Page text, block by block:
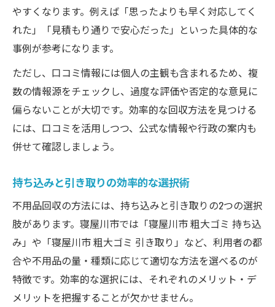
やすくなります。例えば「思ったよりも早く対応してく
れた」「見積もり通りで安心だった」といった具体的な
事例が参考になります。
ただし、口コミ情報には個人の主観も含まれるため、複
数の情報源をチェックし、過度な評価や否定的な意見に
偏らないことが大切です。効率的な回収方法を見つける
には、口コミを活用しつつ、公式な情報や行政の案内も
併せて確認しましょう。
持ち込みと引き取りの効率的な選択術
不用品回収の方法には、持ち込みと引き取りの2つの選択
肢があります。寝屋川市では「寝屋川市 粗大ゴミ 持ち込
み」や「寝屋川市 粗大ゴミ 引き取り」など、利用者の都
合や不用品の量・種類に応じて適切な方法を選べるのが
特徴です。効率的な選択には、それぞれのメリット・デ
メリットを把握することが欠かせません。